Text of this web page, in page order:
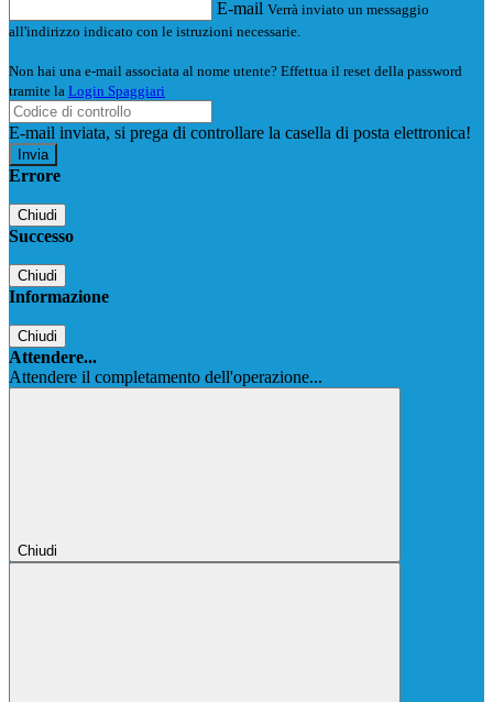
E-mail Verrà inviato un messaggio
all'indirizzo indicato con le istruzioni necessarie.
Non hai una e-mail associata al nome utente? Effettua il reset della password
tramite la Login Spaggiari
E-mail inviata, si prega di controllare la casella di posta elettronica!
Errore
Chiudi
Successo
Chiudi
Informazione
Chiudi
Attendere...
Attendere il completamento dell'operazione...
Chiudi